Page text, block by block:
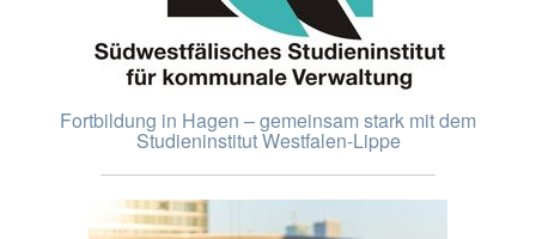
Fortbildung in Hagen – gemeinsam stark mit dem
Studieninstitut Westfalen-Lippe